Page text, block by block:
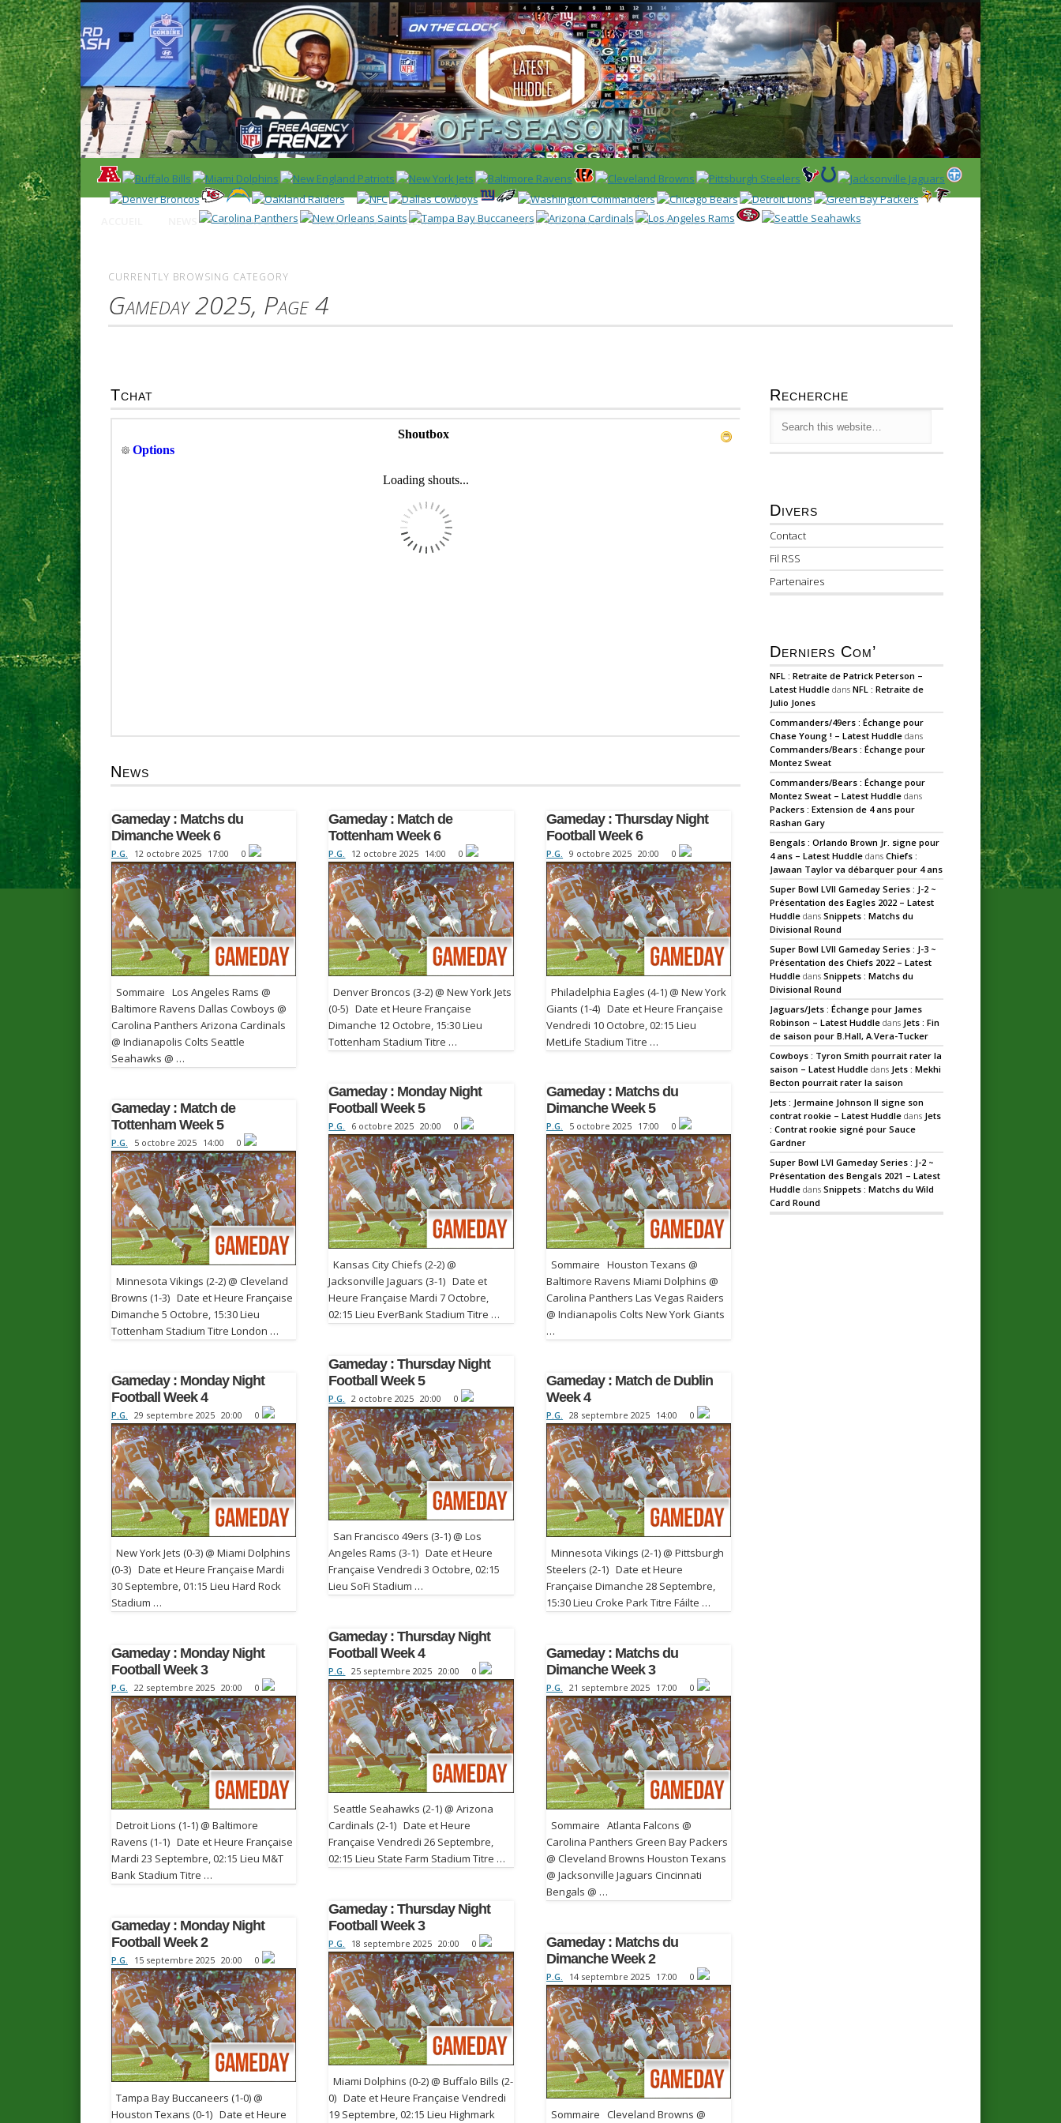
Latest
News en français sur la NFL et le Football Américain (Foot US)
SAISON 2025 CALENDRIER / CLASSEMENT NFL DRAFT/COMBINE ENCYCLOPÉDIE
CURRENTLY BROWSING CATEGORY
Gameday 2025, Page 4
Tchat
News
Gameday : Matchs du
Dimanche Week 6
P.G. 12 octobre 2025 17:00 0
Sommaire Los Angeles Rams @
Baltimore Ravens Dallas Cowboys @
Carolina Panthers Arizona Cardinals
@ Indianapolis Colts Seattle
Seahawks @ …
Gameday : Match de
Tottenham Week 6
P.G. 12 octobre 2025 14:00 0
Denver Broncos (3-2) @ New York Jets
(0-5) Date et Heure Française
Dimanche 12 Octobre, 15:30 Lieu
Tottenham Stadium Titre …
Gameday : Thursday Night
Football Week 6
P.G. 9 octobre 2025 20:00 0
Philadelphia Eagles (4-1) @ New York
Giants (1-4) Date et Heure Française
Vendredi 10 Octobre, 02:15 Lieu
MetLife Stadium Titre …
Gameday : Monday Night
Football Week 5
P.G. 6 octobre 2025 20:00 0
Kansas City Chiefs (2-2) @
Jacksonville Jaguars (3-1) Date et
Heure Française Mardi 7 Octobre,
02:15 Lieu EverBank Stadium Titre …
Gameday : Matchs du
Dimanche Week 5
P.G. 5 octobre 2025 17:00 0
Sommaire Houston Texans @
Baltimore Ravens Miami Dolphins @
Carolina Panthers Las Vegas Raiders
@ Indianapolis Colts New York Giants
…
Gameday : Match de
Tottenham Week 5
P.G. 5 octobre 2025 14:00 0
Minnesota Vikings (2-2) @ Cleveland
Browns (1-3) Date et Heure Française
Dimanche 5 Octobre, 15:30 Lieu
Tottenham Stadium Titre London …
Gameday : Thursday Night
Football Week 5
P.G. 2 octobre 2025 20:00 0
San Francisco 49ers (3-1) @ Los
Angeles Rams (3-1) Date et Heure
Française Vendredi 3 Octobre, 02:15
Lieu SoFi Stadium …
Gameday : Monday Night
Football Week 4
P.G. 29 septembre 2025 20:00 0
New York Jets (0-3) @ Miami Dolphins
(0-3) Date et Heure Française Mardi
30 Septembre, 01:15 Lieu Hard Rock
Stadium …
Gameday : Match de Dublin
Week 4
P.G. 28 septembre 2025 14:00 0
Minnesota Vikings (2-1) @ Pittsburgh
Steelers (2-1) Date et Heure
Française Dimanche 28 Septembre,
15:30 Lieu Croke Park Titre Fáilte …
Gameday : Thursday Night
Football Week 4
P.G. 25 septembre 2025 20:00 0
Seattle Seahawks (2-1) @ Arizona
Cardinals (2-1) Date et Heure
Française Vendredi 26 Septembre,
02:15 Lieu State Farm Stadium Titre …
Gameday : Monday Night
Football Week 3
P.G. 22 septembre 2025 20:00 0
Detroit Lions (1-1) @ Baltimore
Ravens (1-1) Date et Heure Française
Mardi 23 Septembre, 02:15 Lieu M&T
Bank Stadium Titre …
Gameday : Matchs du
Dimanche Week 3
P.G. 21 septembre 2025 17:00 0
Sommaire Atlanta Falcons @
Carolina Panthers Green Bay Packers
@ Cleveland Browns Houston Texans
@ Jacksonville Jaguars Cincinnati
Bengals @ …
Gameday : Thursday Night
Football Week 3
P.G. 18 septembre 2025 20:00 0
Miami Dolphins (0-2) @ Buffalo Bills (2-
0) Date et Heure Française Vendredi
19 Septembre, 02:15 Lieu Highmark
Gameday : Monday Night
Football Week 2
P.G. 15 septembre 2025 20:00 0
Tampa Bay Buccaneers (1-0) @
Houston Texans (0-1) Date et Heure
Gameday : Matchs du
Dimanche Week 2
P.G. 14 septembre 2025 17:00 0
Sommaire Cleveland Browns @
Recherche
Divers
Contact
Fil RSS
Partenaires
Derniers Com’
NFL : Retraite de Patrick Peterson –
Latest Huddle dansNFL : Retraite de
Julio Jones
Commanders/49ers : Échange pour
Chase Young ! – Latest Huddle dans
Commanders/Bears : Échange pour
Montez Sweat
Commanders/Bears : Échange pour
Montez Sweat – Latest Huddle dans
Packers : Extension de 4 ans pour
Rashan Gary
Bengals : Orlando Brown Jr. signe pour
4 ans – Latest Huddle dansChiefs :
Jawaan Taylor va débarquer pour 4 ans
Super Bowl LVII Gameday Series : J-2 ~
Présentation des Eagles 2022 – Latest
Huddle dansSnippets : Matchs du
Divisional Round
Super Bowl LVII Gameday Series : J-3 ~
Présentation des Chiefs 2022 – Latest
Huddle dansSnippets : Matchs du
Divisional Round
Jaguars/Jets : Échange pour James
Robinson – Latest Huddle dans Jets : Fin
de saison pour B.Hall, A.Vera-Tucker
Cowboys : Tyron Smith pourrait rater la
saison – Latest Huddle dans Jets : Mekhi
Becton pourrait rater la saison
Jets : Jermaine Johnson II signe son
contrat rookie – Latest Huddle dans Jets
: Contrat rookie signé pour Sauce
Gardner
Super Bowl LVI Gameday Series : J-2 ~
Présentation des Bengals 2021 – Latest
Huddle dansSnippets : Matchs du Wild
Card Round